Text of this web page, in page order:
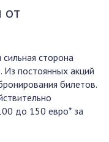
от
сторона
Из постоянных акций
билетов.
до 150 евро* за